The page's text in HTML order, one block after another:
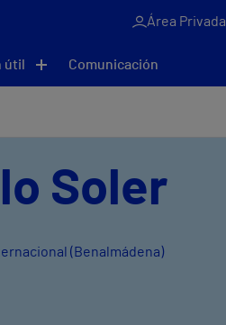
Área Privada
útil Comunicación
Soler
(Benalmádena)